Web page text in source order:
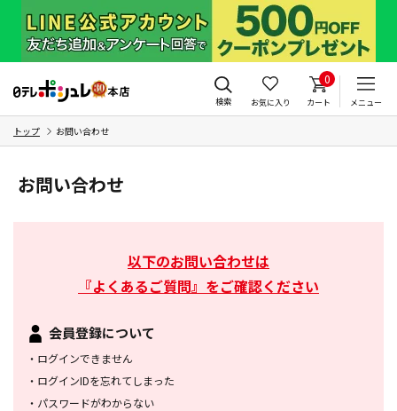
検索 お気に入り
0
カート メニュー
トップ お問い合わせ
お問い合わせ
以下のお問い合わせは
『よくあるご質問』をご確認ください
会員登録について
・ ログインできません
・ ログインIDを忘れてしまった
・ パスワードがわからない